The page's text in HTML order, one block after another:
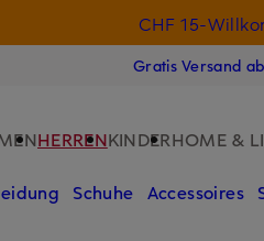
CHF 15-
Gratis Versand
HERRENKINDERHOME &
Schuhe Accessoires